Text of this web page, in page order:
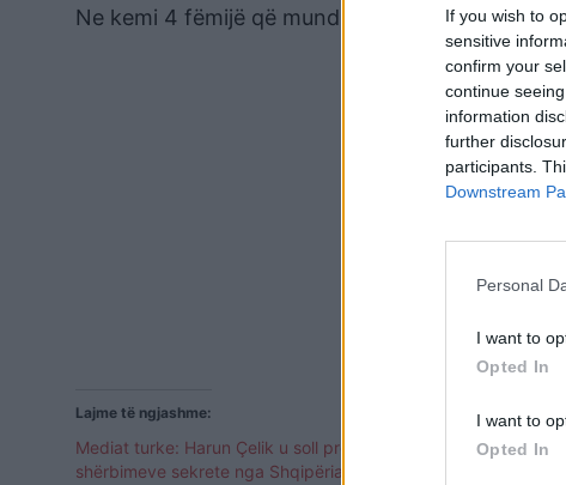
If you wish to
sensitive
confirm your
continue
information
further
participants.
Downstream
Personal
I want to
Opted In
I want to
Opted In
Ne kemi 4 fëmijë që mund të humbasin babain
Lajme të ngjashme:
Mediat turke: Harun Çelik u soll prej
shërbimeve sekrete nga Shqipëria
Kush është